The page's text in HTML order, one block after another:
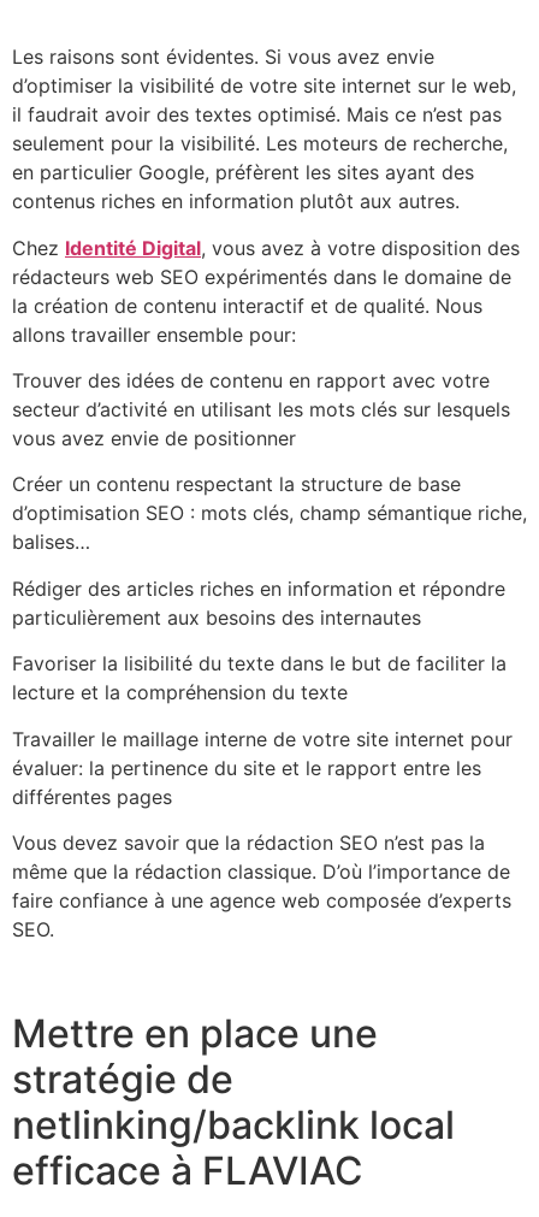
Les raisons sont évidentes. Si vous avez envie
d’optimiser la visibilité de votre site internet sur le web,
il faudrait avoir des textes optimisé. Mais ce n’est pas
seulement pour la visibilité. Les moteurs de recherche,
en particulier Google, préfèrent les sites ayant des
contenus riches en information plutôt aux autres.
Chez Identité Digital, vous avez à votre disposition des
rédacteurs web SEO expérimentés dans le domaine de
la création de contenu interactif et de qualité. Nous
allons travailler ensemble pour:
Trouver des idées de contenu en rapport avec votre
secteur d’activité en utilisant les mots clés sur lesquels
vous avez envie de positionner
Créer un contenu respectant la structure de base
d’optimisation SEO : mots clés, champ sémantique riche,
balises…
Rédiger des articles riches en information et répondre
particulièrement aux besoins des internautes
Favoriser la lisibilité du texte dans le but de faciliter la
lecture et la compréhension du texte
Travailler le maillage interne de votre site internet pour
évaluer: la pertinence du site et le rapport entre les
différentes pages
Vous devez savoir que la rédaction SEO n’est pas la
même que la rédaction classique. D’où l’importance de
faire confiance à une agence web composée d’experts
SEO.
Mettre en place une
stratégie de
netlinking/backlink local
efficace à FLAVIAC